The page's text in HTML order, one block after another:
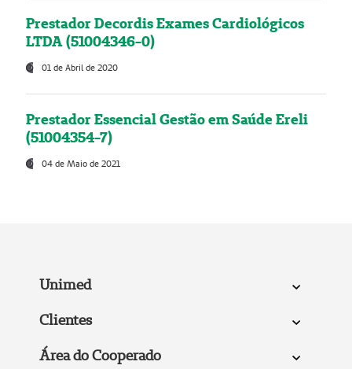
Prestador Decordis Exames Cardiológicos
LTDA (51004346-0)
01 de Abril de 2020
Prestador Essencial Gestão em Saúde Ereli
(51004354-7)
04 de Maio de 2021
Unimed
Clientes
Área do Cooperado